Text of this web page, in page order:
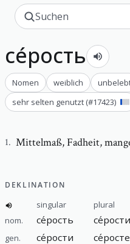
се́рость
Nomen weiblich
sehr selten genutzt (#17423)
1. Mittelmaß,Fadheit,
DEKLINATION
singular
plural
nom.
се́рость се́рости
gen. се́рости